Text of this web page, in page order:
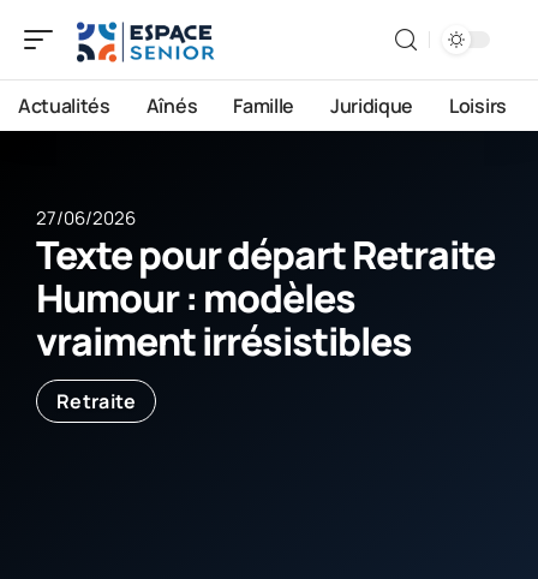
Actualités Aînés Famille Juridique Loisirs
27/06/2026
Texte pour départ Retraite
Humour : modèles
vraiment irrésistibles
Retraite